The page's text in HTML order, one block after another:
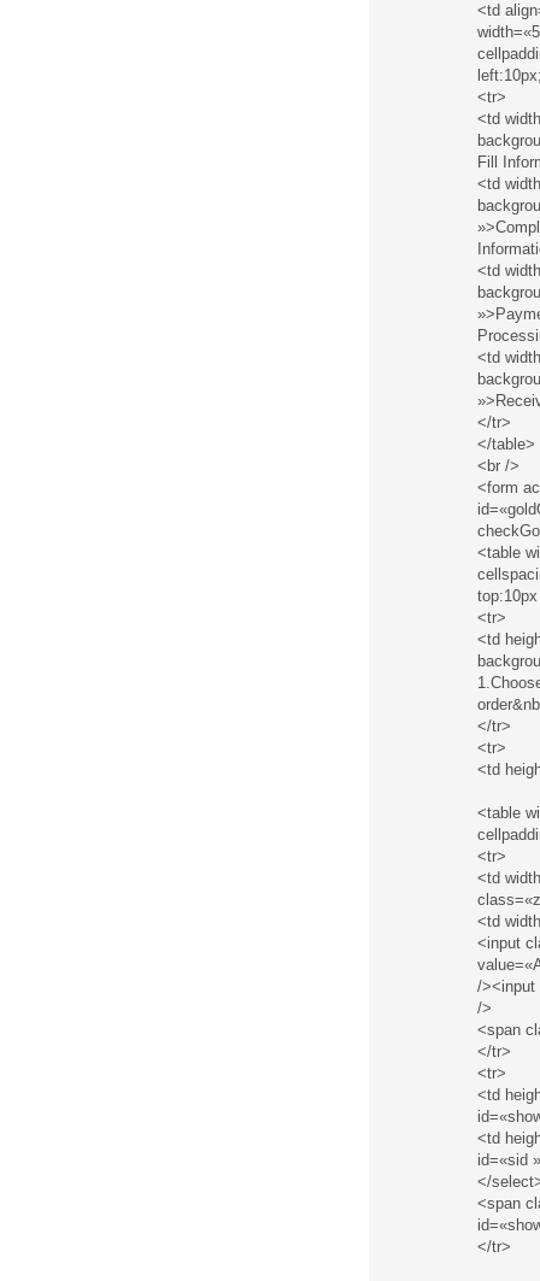
<td
<tr>
<td
Fill
<td
<td
<td
</tr>
</table>
<br />
<form
<table
<tr>
<td
</tr>
<tr>
<td
<table
<tr>
<td
<td
<input
/><input
/>
<span
</tr>
<tr>
<td
<td
id=«sid
</
<span
</tr>